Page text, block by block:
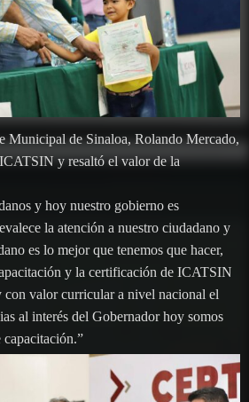
Municipal de Sinaloa, Rolando Mercado,
y resaltó el valor de la
y hoy nuestro gobierno es
la atención a nuestro ciudadano y
es lo mejor que tenemos que hacer,
y la certificación de ICATSIN
con valor curricular a nivel nacional el
al interés del Gobernador hoy somos
capacitación.”